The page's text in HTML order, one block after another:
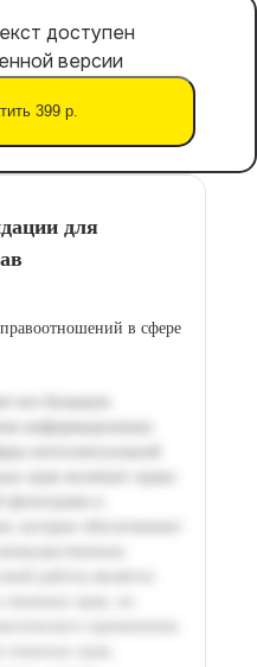
доступен
версии
399 р.
для
в сфере